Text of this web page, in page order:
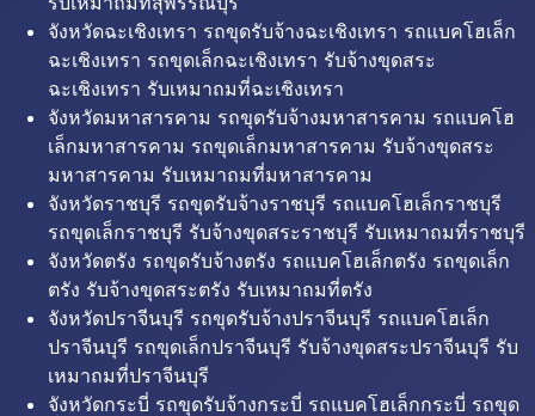
จังหวัดฉะเชิงเทรา รถขุดรับจ้างฉะเชิงเทรา รถแบคโฮเล็ก
ฉะเชิงเทรา รถขุดเล็กฉะเชิงเทรา รับจ้างขุดสระ
ฉะเชิงเทรา รับเหมาถมที่ฉะเชิงเทรา
จังหวัดมหาสารคาม รถขุดรับจ้างมหาสารคาม รถแบคโฮ
เล็กมหาสารคาม รถขุดเล็กมหาสารคาม รับจ้างขุดสระ
มหาสารคาม รับเหมาถมที่มหาสารคาม
จังหวัดราชบุรี รถขุดรับจ้างราชบุรี รถแบคโฮเล็กราชบุรี
รถขุดเล็กราชบุรี รับจ้างขุดสระราชบุรี รับเหมาถมที่ราชบุรี
จังหวัดตรัง รถขุดรับจ้างตรัง รถแบคโฮเล็กตรัง รถขุดเล็ก
ตรัง รับจ้างขุดสระตรัง รับเหมาถมที่ตรัง
จังหวัดปราจีนบุรี รถขุดรับจ้างปราจีนบุรี รถแบคโฮเล็ก
ปราจีนบุรี รถขุดเล็กปราจีนบุรี รับจ้างขุดสระปราจีนบุรี รับ
เหมาถมที่ปราจีนบุรี
จังหวัดกระบี่ รถขุดรับจ้างกระบี่ รถแบคโฮเล็กกระบี่ รถขุด